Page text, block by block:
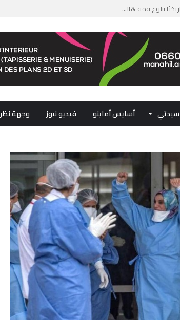
لمهنيي ال...
المملكة يجددون ...
سيدتي أسايس أماينو فيديو نيوز وجهة نظر